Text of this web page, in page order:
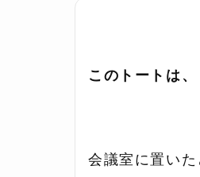
このトートは
会議室に置いた